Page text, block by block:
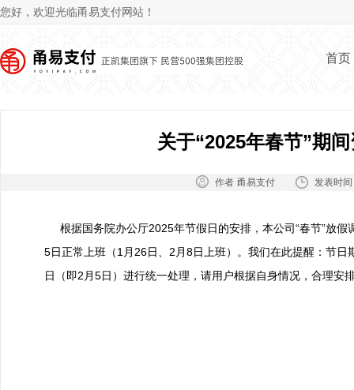
您好，欢迎光临甬易支付网站！
首页
关于“2025年春节”期
作者：甬易支付 发表时
根据国务院办公厅2025年节假日的安排，本公司“春节”放
5日正常上班（1月26日、2月8日上班）。我们在此提醒：节
日（即2月5日）进行统一处理，请用户根据自身情况，合理安